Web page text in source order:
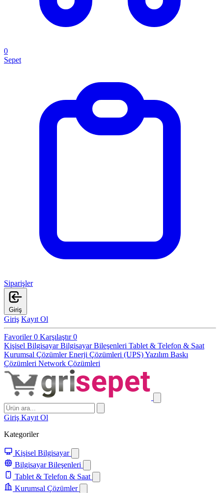
0
Sepet
Siparişler
Giriş
Giriş Kayıt Ol
Favoriler0 Karşılaştır0
Kişisel BilgisayarBilgisayar Bileşenleri Tablet & Telefon & Saat
Kurumsal ÇözümlerEnerji Çözümleri (UPS)Yazılım Baskı
Çözümleri Network Çözümleri
Giriş Kayıt Ol
Kategoriler
Kişisel Bilgisayar
Bilgisayar Bileşenleri
Tablet & Telefon & Saat
Kurumsal Çözümler